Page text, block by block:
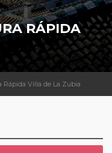
RÁPIDA
Villa de La Zubia